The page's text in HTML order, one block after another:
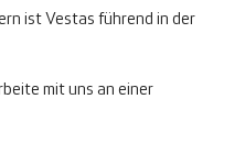
ist Vestas führend in der
mit uns an einer